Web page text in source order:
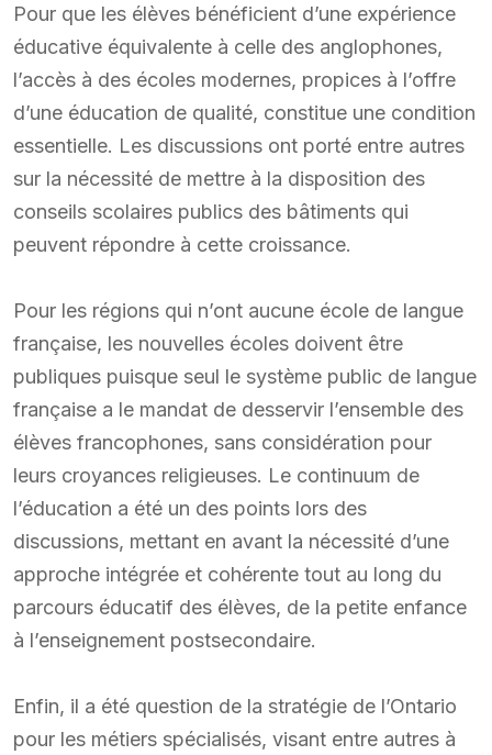
Pour que les élèves bénéficient d’une expérience
éducative équivalente à celle des anglophones,
l’accès à des écoles modernes, propices à l’offre
d’une éducation de qualité, constitue une condition
essentielle. Les discussions ont porté entre autres
sur la nécessité de mettre à la disposition des
conseils scolaires publics des bâtiments qui
peuvent répondre à cette croissance.
Pour les régions qui n’ont aucune école de langue
française, les nouvelles écoles doivent être
publiques puisque seul le système public de langue
française a le mandat de desservir l’ensemble des
élèves francophones, sans considération pour
leurs croyances religieuses. Le continuum de
l’éducation a été un des points lors des
discussions, mettant en avant la nécessité d’une
approche intégrée et cohérente tout au long du
parcours éducatif des élèves, de la petite enfance
à l’enseignement postsecondaire.
Enfin, il a été question de la stratégie de l’Ontario
pour les métiers spécialisés, visant entre autres à